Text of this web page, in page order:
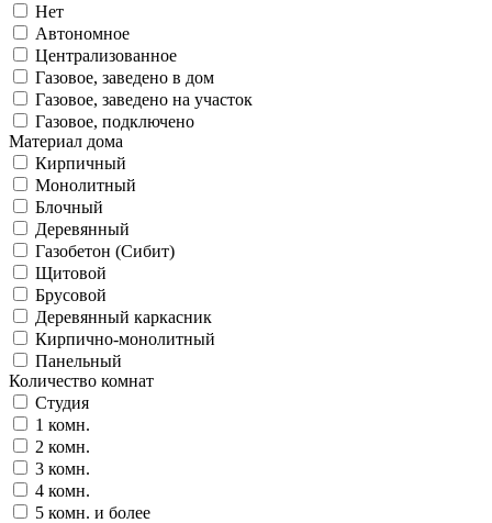
Нет
Автономное
Централизованное
Газовое, заведено в дом
Газовое, заведено на участок
Газовое, подключено
Материал дома
Кирпичный
Монолитный
Блочный
Деревянный
Газобетон (Сибит)
Щитовой
Брусовой
Деревянный каркасник
Кирпично-монолитный
Панельный
Количество комнат
Студия
1 комн.
2 комн.
3 комн.
4 комн.
5 комн. и более